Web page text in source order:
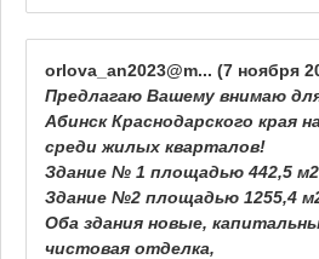
orlova_an2023@m... (7 ноября
Предлагаю Вашему внимаю
Абинск Краснодарского края
среди жилых кварталов!
Здание № 1 площадью 442,5
Здание №2 площадью 1255,4
Оба здания новые,
чистовая отделка,